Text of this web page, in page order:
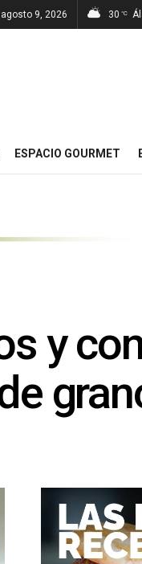
9, 2026 30 °C
ESPACIO GOURMET
y